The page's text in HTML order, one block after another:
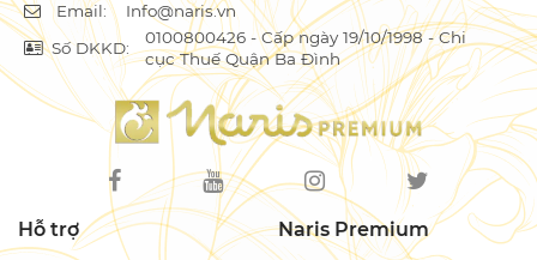
Email:
Info@naris.vn
Số DKKD:
0100800426 - Cấp ngày 19/10/1998 - Chi
cục Thuế Quận Ba Đình
Hỗ trợ Naris Premium